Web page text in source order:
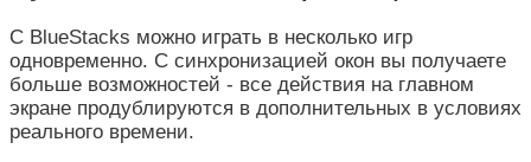
С BlueStacks можно играть в несколько игр
одновременно. С синхронизацией окон вы получаете
больше возможностей - все действия на главном
экране продублируются в дополнительных в условиях
реального времени.